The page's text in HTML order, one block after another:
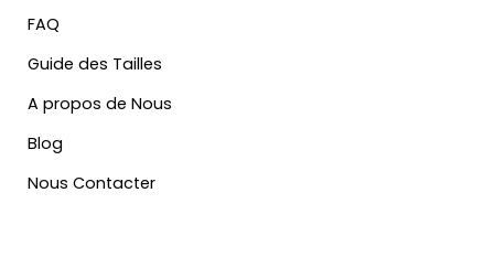
FAQ
Guide des Tailles
A propos de Nous
Blog
Nous Contacter